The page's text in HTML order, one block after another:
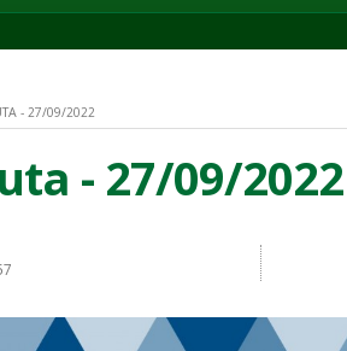
- 27/09/2022
- 27/09/2022